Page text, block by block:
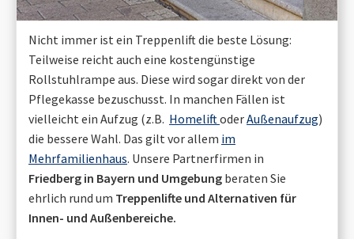
Nicht immer ist ein Treppenlift die beste Lösung:
Teilweise reicht auch eine kostengünstige
Rollstuhlrampe aus. Diese wird sogar direkt von der
Pflegekasse bezuschusst. In manchen Fällen ist
vielleicht ein Aufzug (z.B. HomeliftoderAußenaufzug)
die bessere Wahl. Das gilt vor allem im
Mehrfamilienhaus. Unsere Partnerfirmen in
Friedberg in Bayern und Umgebung beraten Sie
ehrlich rund um Treppenlifte und Alternativen für
Innen- und Außenbereiche.